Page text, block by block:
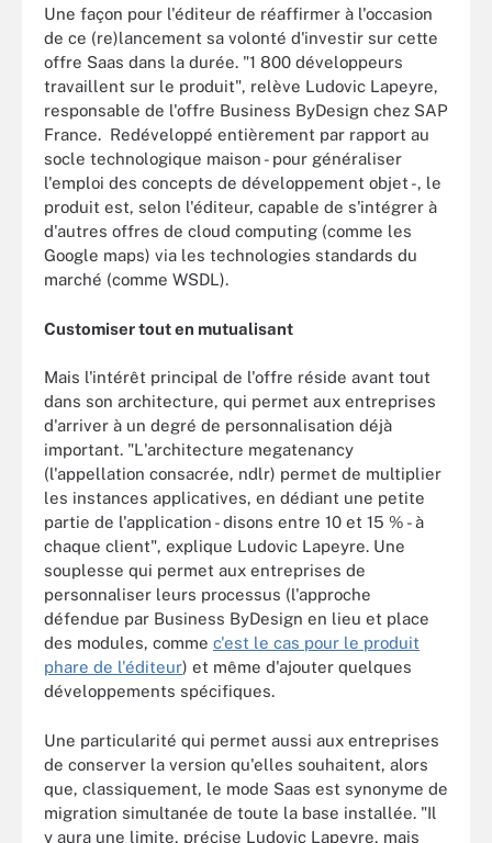
Une façon pour l'éditeur de réaffirmer à l'occasion
de ce (re)lancement sa volonté d'investir sur cette
offre Saas dans la durée. "1 800 développeurs
travaillent sur le produit", relève Ludovic Lapeyre,
responsable de l'offre Business ByDesign chez SAP
France. Redéveloppé entièrement par rapport au
socle technologique maison - pour généraliser
l'emploi des concepts de développement objet -, le
produit est, selon l'éditeur, capable de s'intégrer à
d'autres offres de cloud computing (comme les
Google maps) via les technologies standards du
marché (comme WSDL).
Customiser tout en mutualisant
Mais l'intérêt principal de l'offre réside avant tout
dans son architecture, qui permet aux entreprises
d'arriver à un degré de personnalisation déjà
important. "L'architecture megatenancy
(l'appellation consacrée, ndlr) permet de multiplier
les instances applicatives, en dédiant une petite
partie de l'application - disons entre 10 et 15 % - à
chaque client", explique Ludovic Lapeyre. Une
souplesse qui permet aux entreprises de
personnaliser leurs processus (l'approche
défendue par Business ByDesign en lieu et place
des modules, comme c'est le cas pour le produit
phare de l'éditeur) et même d'ajouter quelques
développements spécifiques.
Une particularité qui permet aussi aux entreprises
de conserver la version qu'elles souhaitent, alors
que, classiquement, le mode Saas est synonyme de
migration simultanée de toute la base installée. "Il
y aura une limite, précise Ludovic Lapeyre, mais